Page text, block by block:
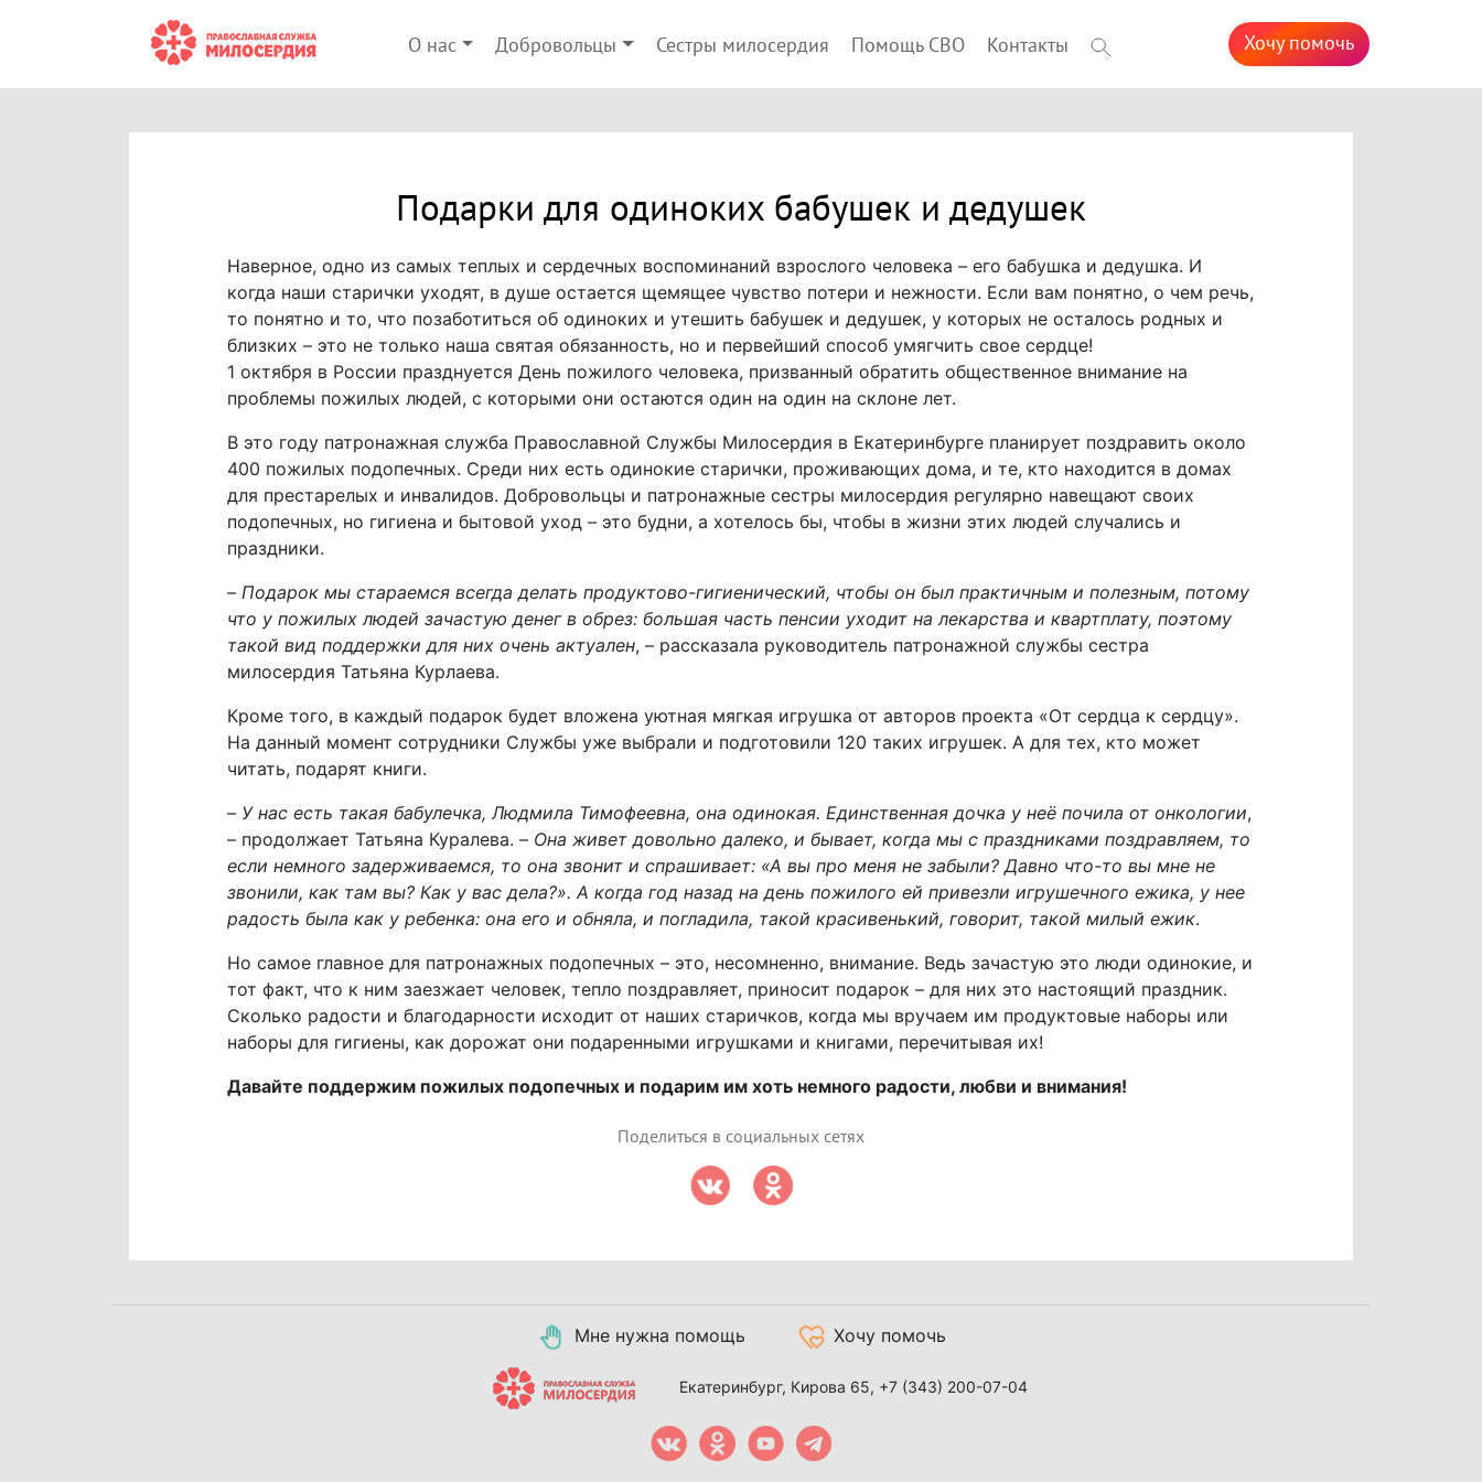
О нас Добровольцы Сестры милосердия Помощь СВО Контакты Хочу помочь
Подарки для одиноких бабушек и дедушек
Наверное, одно из самых теплых и сердечных воспоминаний взрослого человека – его бабушка и дедушка. И
когда наши старички уходят, в душе остается щемящее чувство потери и нежности. Если вам понятно, о чем речь,
то понятно и то, что позаботиться об одиноких и утешить бабушек и дедушек, у которых не осталось родных и
близких – это не только наша святая обязанность, но и первейший способ умягчить свое сердце!
1 октября в России празднуется День пожилого человека, призванный обратить общественное внимание на
проблемы пожилых людей, с которыми они остаются один на один на склоне лет.
В это году патронажная служба Православной Службы Милосердия в Екатеринбурге планирует поздравить около
400 пожилых подопечных. Среди них есть одинокие старички, проживающих дома, и те, кто находится в домах
для престарелых и инвалидов. Добровольцы и патронажные сестры милосердия регулярно навещают своих
подопечных, но гигиена и бытовой уход – это будни, а хотелось бы, чтобы в жизни этих людей случались и
праздники.
– Подарок мы стараемся всегда делать продуктово-гигиенический, чтобы он был практичным и полезным, потому
что у пожилых людей зачастую денег в обрез: большая часть пенсии уходит на лекарства и квартплату, поэтому
такой вид поддержки для них очень актуален, – рассказала руководитель патронажной службы сестра
милосердия Татьяна Курлаева.
Кроме того, в каждый подарок будет вложена уютная мягкая игрушка от авторов проекта «От сердца к сердцу».
На данный момент сотрудники Службы уже выбрали и подготовили 120 таких игрушек. А для тех, кто может
читать, подарят книги.
– У нас есть такая бабулечка, Людмила Тимофеевна, она одинокая. Единственная дочка у неё почила от онкологии,
– продолжает Татьяна Куралева. – Она живет довольно далеко, и бывает, когда мы с праздниками поздравляем, то
если немного задерживаемся, то она звонит и спрашивает: «А вы про меня не забыли? Давно что-то вы мне не
звонили, как там вы? Как у вас дела?». А когда год назад на день пожилого ей привезли игрушечного ежика, у нее
радость была как у ребенка: она его и обняла, и погладила, такой красивенький, говорит, такой милый ежик.
Но самое главное для патронажных подопечных – это, несомненно, внимание. Ведь зачастую это люди одинокие, и
тот факт, что к ним заезжает человек, тепло поздравляет, приносит подарок – для них это настоящий праздник.
Сколько радости и благодарности исходит от наших старичков, когда мы вручаем им продуктовые наборы или
наборы для гигиены, как дорожат они подаренными игрушками и книгами, перечитывая их!
Давайте поддержим пожилых подопечных и подарим им хоть немного радости, любви и внимания!
Поделиться в социальных сетях
Мне нужна помощь Хочу помочь
Екатеринбург, Кирова 65, +7 (343) 200-07-04